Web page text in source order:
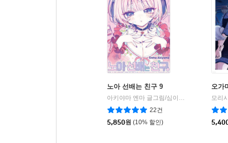
노아 선배는 친구 9
아키야마 엔마 글그림/심이슬 역
서울미디
22건
5,850원 (10% 할인)
오가
모리